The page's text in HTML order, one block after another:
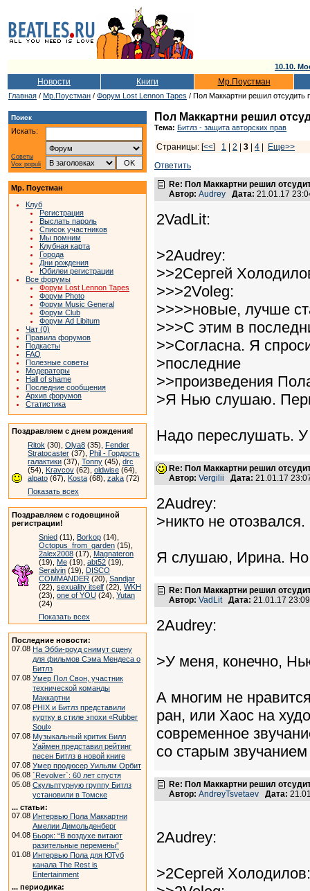
10.10.
Новости Книги Мр.Поустман
Главная / Мр.Поустман / Форум Lost Lennon Tapes / Пол Маккартни решил отсудить
Поиск
Искать:
Советы
Vox populi
Мр. Поустман
Клуб
Регистрация
Выслать пароль
Список участников
Мы помним
Клубная карта
Города
Дни рождения
Юбилеи регистрации
Все форумы
Форум Lost Lennon Tapes
Форум Photo
Форум Music General
Форум Club
Форум Ad Libitum
Чат (0)
Правила форумов
Подкасты
FAQ
Полезные советы
Модераторы
Hall of shame
Последние сообщения
Архив форумов
Статистика
Поздравляем с днем рождения!
Ritok (30), Olya8 (35), Fender
Stratocaster (37), Phil - Гордость
галактики (37), Tonny (45), drc
(54), Kravcov (62), oldwise (64),
alpato (67), Kosta (68), zaka (72)
Показать всех
Поздравляем с годовщиной
регистрации!
Snied (11), Borkop (14),
Octopus_from_garden (15),
2alex2008 (17), Magnateron
(19), Me (19), abt52 (19),
Seralvin (19), DISCO
COMMANDER (20), Sandjar
(22), sexuality itself (22), WKH
(23), one of YOU (24), Yutan
(24)
Показать всех
Последние новости:
07.08 На Эбби-роуд снимут сцену
для фильмов Сэма Мендеса о
Битлз
07.08 Умер Пол Свон, участник
технической команды
Маккартни
07.08 PHIX и Битлз представили
куртку в стиле эпохи «Rubber
Soul»
07.08 Музыкальный критик Билл
Уаймен представил рейтинг
песен Битлз в новой книге
07.08 Умер продюсер Уильям Орбит
06.08 `Revolver`: 60 лет спустя
05.08 Скульптурную группу Битлз
установили в Томске
... статьи:
07.08 Интервью Пола Маккартни
Амелии Димольденберг
04.08 Бьорк: “В воздухе витают
разительные перемены”
01.08 Интервью Пола для ЮТуб
канала The Rest is
Entertainment
... периодика:
Пол Маккартни решил
Тема: Битлз - защита авторских прав
Страницы: [<<] 1 2 3 4
Еще>>
Ответить
Re: Пол Маккартни решил
Автор: Audrey Дата: 21.01.17
2VadLit:
>2Audrey:
>>2Сергей
>>>2Voleg:
>>>>новые, лучше
>>>С этим в
>>Согласна. Я
>последние
>>произведения
>Я Нью слушаю.
Надо переслушать.
Re: Пол Маккартни решил
Автор: Vergilii Дата: 21.01.17
2Audrey:
>никто не отозвался.
Я слушаю, Ирина. Но
Re: Пол Маккартни решил
Автор: VadLit Дата: 21.01.17
2Audrey:
>У меня, конечно,
А многим не
ран, или Хаос на
современное
со старым
Re: Пол Маккартни решил
Автор: AndreyTsvetaev Дата:
2Audrey:
>2Сергей Холодилов: